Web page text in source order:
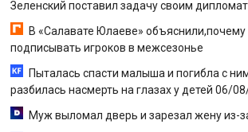
Зеленский поставил задачу своим
В «Салавате Юлаеве» объяснили,почему
подписывать игроков в межсезонье
Пыталась спасти малыша и погибла с
разбилась насмерть на глазах у детей 06/
Муж выломал дверь и зарезал жену из-